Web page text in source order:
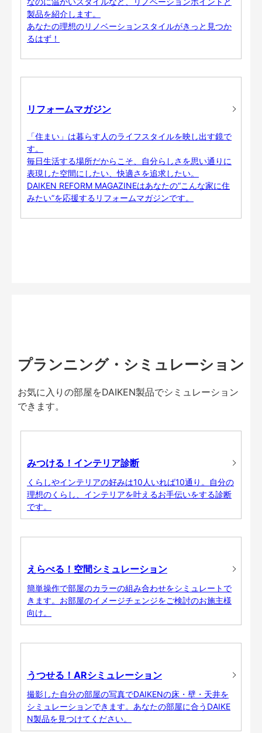
製品を紹介します。
あなたの理想のリノベーションスタイルがきっと見つか
るはず！
リフォームマガジン
「住まい」は暮らす人のライフスタイルを映し出す鏡で
す。
毎日生活する場所だからこそ、自分らしさを思い通りに
表現した空間にしたい、快適さを追求したい。
DAIKEN REFORM MAGAZINEはあなたの“こんな家に住
みたい”を応援するリフォームマガジンです。
プランニング・シミュレーション
お気に入りの部屋をDAIKEN製品でシミュレーション
できます。
みつける！インテリア診断
くらしやインテリアの好みは10人いれば10通り。自分の
理想のくらし、インテリアを叶えるお手伝いをする診断
です。
えらべる！空間シミュレーション
簡単操作で部屋のカラーの組み合わせをシミュレートで
きます。お部屋のイメージチェンジをご検討のお施主様
向け。
うつせる！ARシミュレーション
撮影した自分の部屋の写真でDAIKENの床・壁・天井を
シミュレーションできます。あなたの部屋に合うDAIKE
N製品を見つけてください。